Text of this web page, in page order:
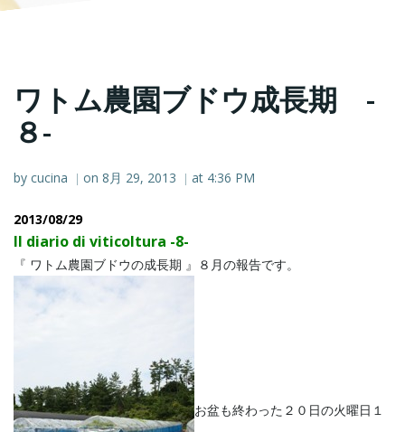
ワトム農園ブドウ成長期 -
８-
by cucina | on 8月 29, 2013 | at 4:36 PM
2013/08/29
Il diario di viticoltura -8-
『 ワトム農園ブドウの成長期 』８月の報告です。
お盆も終わった２０日の火曜日１